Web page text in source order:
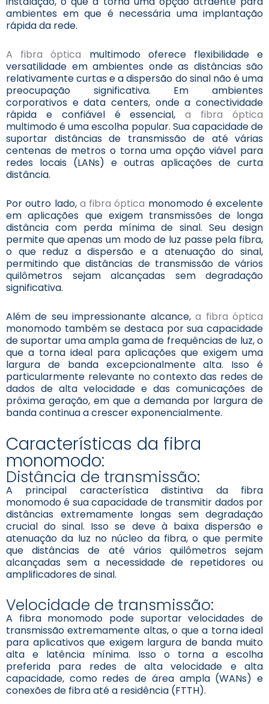
ambientes em que é necessária uma implantação
rápida da rede.
A fibra óptica multimodo oferece flexibilidade e
versatilidade em ambientes onde as distâncias são
relativamente curtas e a dispersão do sinal não é uma
preocupação significativa. Em ambientes
corporativos e data centers, onde a conectividade
rápida e confiável é essencial,a fibra óptica
multimodo é uma escolha popular. Sua capacidade de
suportar distâncias de transmissão de até várias
centenas de metros o torna uma opção viável para
redes locais (LANs) e outras aplicações de curta
distância.
Por outro lado, a fibra óptica monomodo é excelente
em aplicações que exigem transmissões de longa
distância com perda mínima de sinal. Seu design
permite que apenas um modo de luz passe pela fibra,
o que reduz a dispersão e a atenuação do sinal,
permitindo que distâncias de transmissão de vários
quilômetros sejam alcançadas sem degradação
significativa.
Além de seu impressionante alcance,a fibra óptica
monomodo também se destaca por sua capacidade
de suportar uma ampla gama de frequências de luz, o
que a torna ideal para aplicações que exigem uma
largura de banda excepcionalmente alta. Isso é
particularmente relevante no contexto das redes de
dados de alta velocidade e das comunicações de
próxima geração, em que a demanda por largura de
banda continua a crescer exponencialmente.
Características da fibra
monomodo:
Distância de transmissão:
A principal característica distintiva da fibra
monomodo é sua capacidade de transmitir dados por
distâncias extremamente longas sem degradação
crucial do sinal. Isso se deve à baixa dispersão e
atenuação da luz no núcleo da fibra, o que permite
que distâncias de até vários quilômetros sejam
alcançadas sem a necessidade de repetidores ou
amplificadores de sinal.
Velocidade de transmissão:
A fibra monomodo pode suportar velocidades de
transmissão extremamente altas, o que a torna ideal
para aplicativos que exigem largura de banda muito
alta e latência mínima. Isso o torna a escolha
preferida para redes de alta velocidade e alta
capacidade, como redes de área ampla (WANs) e
conexões de fibra até a residência (FTTH).